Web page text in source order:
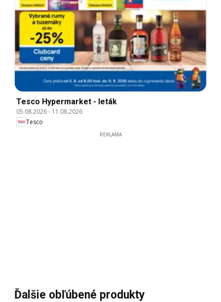
Tesco Hypermarket - leták
05.08.2026- 11.08.2026
Tesco
REKLAMA
Ďalšie obľúbené produkty